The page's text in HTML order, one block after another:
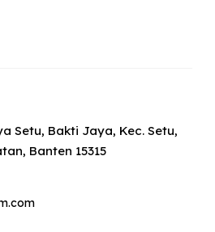
Setu, Bakti Jaya, Kec. Setu,
Banten 15315